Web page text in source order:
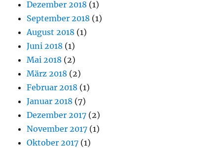
Dezember 2018 (1)
September 2018 (1)
August 2018 (1)
Juni 2018 (1)
Mai 2018 (2)
März 2018 (2)
Februar 2018 (1)
Januar 2018 (7)
Dezember 2017 (2)
November 2017 (1)
Oktober 2017 (1)